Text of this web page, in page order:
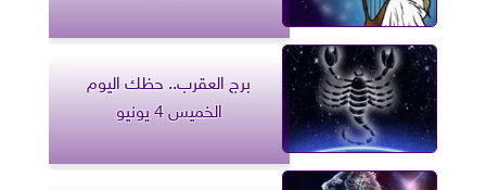
برج العقرب.. حظك اليوم
الخميس 4 يونيو